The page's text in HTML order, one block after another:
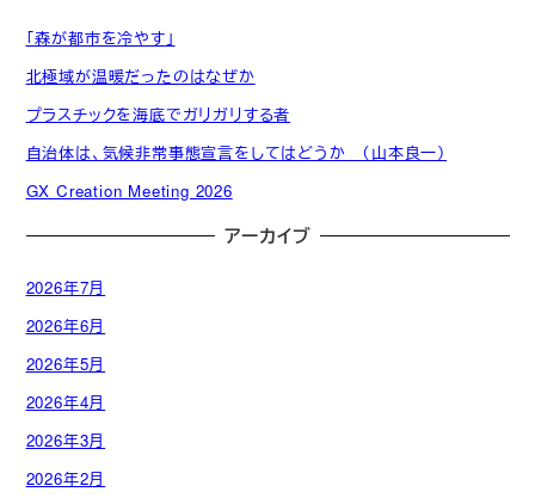
「森が都市を冷やす」
北極域が温暖だったのはなぜか
プラスチックを海底でガリガリする者
自治体は、気候非常事態宣言をしてはどうか （山本良一）
GX Creation Meeting 2026
アーカイブ
2026年7月
2026年6月
2026年5月
2026年4月
2026年3月
2026年2月